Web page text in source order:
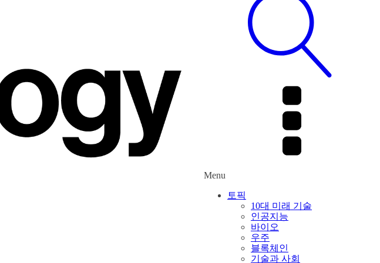
Menu
토픽
10대 미래 기술
인공지능
바이오
우주
블록체인
기술과 사회